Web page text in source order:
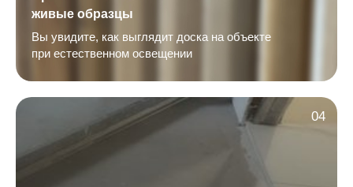
живые образцы
Вы увидите, как выглядит доска на объекте
при естественном освещении
04